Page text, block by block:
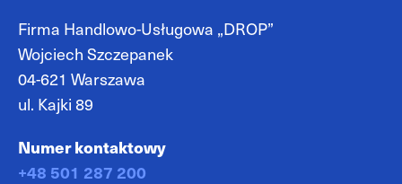
Firma Handlowo-Usługowa „DROP”
Wojciech Szczepanek
04-621 Warszawa
ul. Kajki 89
Numer kontaktowy
+48 501 287 200